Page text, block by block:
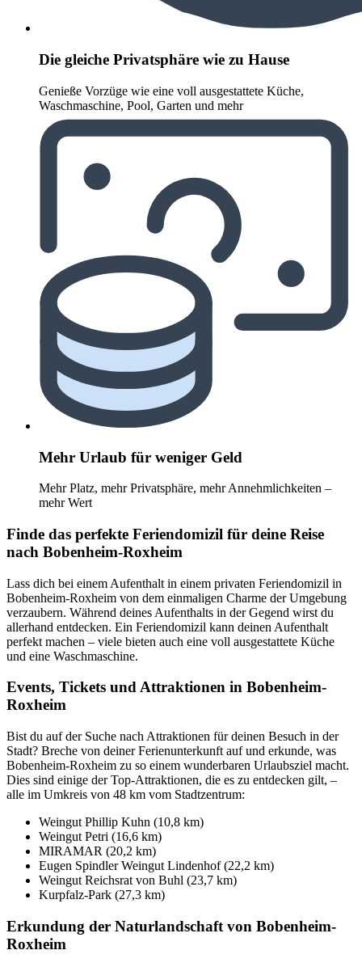
Die gleiche Privatsphäre wie zu Hause
Genieße Vorzüge wie eine voll ausgestattete Küche,
Waschmaschine, Pool, Garten und mehr
Mehr Urlaub für weniger Geld
Mehr Platz, mehr Privatsphäre, mehr Annehmlichkeiten –
mehr Wert
Finde das perfekte Feriendomizil für deine Reise
nach Bobenheim-Roxheim
Lass dich bei einem Aufenthalt in einem privaten Feriendomizil in
Bobenheim-Roxheim von dem einmaligen Charme der Umgebung
verzaubern. Während deines Aufenthalts in der Gegend wirst du
allerhand entdecken. Ein Feriendomizil kann deinen Aufenthalt
perfekt machen – viele bieten auch eine voll ausgestattete Küche
und eine Waschmaschine.
Events, Tickets und Attraktionen in Bobenheim-
Roxheim
Bist du auf der Suche nach Attraktionen für deinen Besuch in der
Stadt? Breche von deiner Ferienunterkunft auf und erkunde, was
Bobenheim-Roxheim zu so einem wunderbaren Urlaubsziel macht.
Dies sind einige der Top-Attraktionen, die es zu entdecken gilt, –
alle im Umkreis von 48 km vom Stadtzentrum:
Weingut Phillip Kuhn (10,8 km)
Weingut Petri (16,6 km)
MIRAMAR (20,2 km)
Eugen Spindler Weingut Lindenhof (22,2 km)
Weingut Reichsrat von Buhl (23,7 km)
Kurpfalz-Park (27,3 km)
Erkundung der Naturlandschaft von Bobenheim-
Roxheim